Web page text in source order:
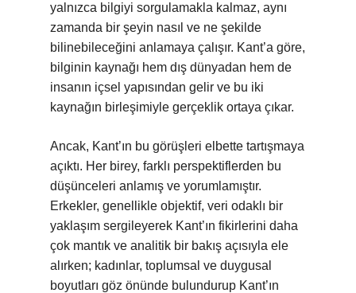
yalnızca bilgiyi sorgulamakla kalmaz, aynı
zamanda bir şeyin nasıl ve ne şekilde
bilinebileceğini anlamaya çalışır. Kant’a göre,
bilginin kaynağı hem dış dünyadan hem de
insanın içsel yapısından gelir ve bu iki
kaynağın birleşimiyle gerçeklik ortaya çıkar.
Ancak, Kant’ın bu görüşleri elbette tartışmaya
açıktı. Her birey, farklı perspektiflerden bu
düşünceleri anlamış ve yorumlamıştır.
Erkekler, genellikle objektif, veri odaklı bir
yaklaşım sergileyerek Kant’ın fikirlerini daha
çok mantık ve analitik bir bakış açısıyla ele
alırken; kadınlar, toplumsal ve duygusal
boyutları göz önünde bulundurup Kant’ın